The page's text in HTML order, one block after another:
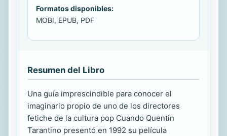
Formatos disponibles:
MOBI, EPUB, PDF
Resumen del Libro
Una guía imprescindible para conocer el
imaginario propio de uno de los directores
fetiche de la cultura pop Cuando Quentin
Tarantino presentó en 1992 su película